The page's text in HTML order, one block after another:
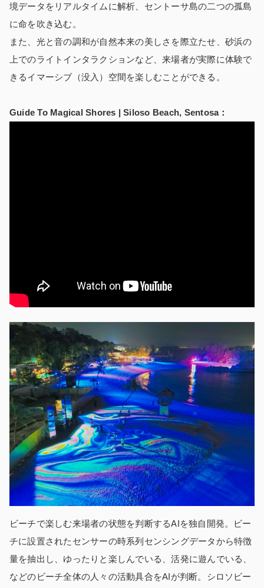
境データをリアルタイムに解析、セントーサ島の二つの孤島
に命を吹き込む。
また、光と音の調和が自然本来の美しさを際立たせ、砂浜の
上でのライトインタラクションなど、来場者が実際に体験で
きるイマーシブ（没入）空間を楽しむことができる。
Guide To Magical Shores | Siloso Beach, Sentosa：
ビーチで楽しむ来場者の状態を判断するAIを独自開発。ビー
チに設置されたセンサーの時系列センシングデータから特徴
量を抽出し、ゆったりと楽しんでいる、活発に遊んでいる、
などのビーチ全体の人々の活動具合をAIが判断。シロソビー